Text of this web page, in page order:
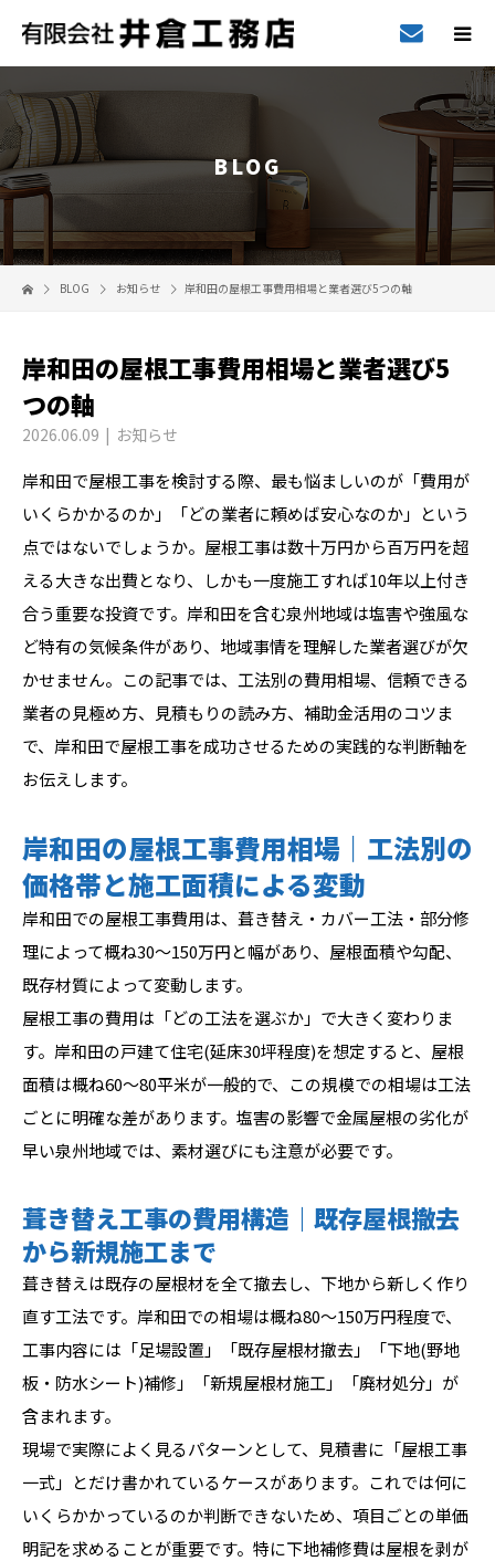
BLOG
BLOG お知らせ 岸和田の屋根工事費用相場と業者選び5つの軸
岸和田の屋根工事費用相場と業者選び5
つの軸
2026.06.09 お知らせ
岸和田で屋根工事を検討する際、最も悩ましいのが「費用が
いくらかかるのか」「どの業者に頼めば安心なのか」という
点ではないでしょうか。屋根工事は数十万円から百万円を超
える大きな出費となり、しかも一度施工すれば10年以上付き
合う重要な投資です。岸和田を含む泉州地域は塩害や強風な
ど特有の気候条件があり、地域事情を理解した業者選びが欠
かせません。この記事では、工法別の費用相場、信頼できる
業者の見極め方、見積もりの読み方、補助金活用のコツま
で、岸和田で屋根工事を成功させるための実践的な判断軸を
お伝えします。
岸和田の屋根工事費用相場｜工法別の
価格帯と施工面積による変動
岸和田での屋根工事費用は、葺き替え・カバー工法・部分修
理によって概ね30〜150万円と幅があり、屋根面積や勾配、
既存材質によって変動します。
屋根工事の費用は「どの工法を選ぶか」で大きく変わりま
す。岸和田の戸建て住宅(延床30坪程度)を想定すると、屋根
面積は概ね60〜80平米が一般的で、この規模での相場は工法
ごとに明確な差があります。塩害の影響で金属屋根の劣化が
早い泉州地域では、素材選びにも注意が必要です。
葺き替え工事の費用構造｜既存屋根撤去
から新規施工まで
葺き替えは既存の屋根材を全て撤去し、下地から新しく作り
直す工法です。岸和田での相場は概ね80〜150万円程度で、
工事内容には「足場設置」「既存屋根材撤去」「下地(野地
板・防水シート)補修」「新規屋根材施工」「廃材処分」が
含まれます。
現場で実際によく見るパターンとして、見積書に「屋根工事
一式」とだけ書かれているケースがあります。これでは何に
いくらかかっているのか判断できないため、項目ごとの単価
明記を求めることが重要です。特に下地補修費は屋根を剥が